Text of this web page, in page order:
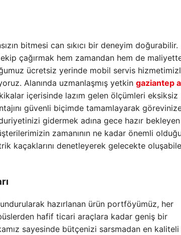
bitmesi can sıkıcı bir deneyim doğurabilir.
çağırmak hem zamandan hem de
ücretsiz yerinde mobil servis
Alanında uzmanlaşmış yetkin gaziantep
içerisinde lazım gelen ölçümleri eksiksiz
güvenli biçimde tamamlayarak
gidermek adına gece hazır
zamanının ne kadar önemli
kaçaklarını denetleyerek gelecekte
hazırlanan ürün portföyümüz, her
hafif ticari araçlara kadar geniş bir
sayesinde bütçenizi sarsmadan en